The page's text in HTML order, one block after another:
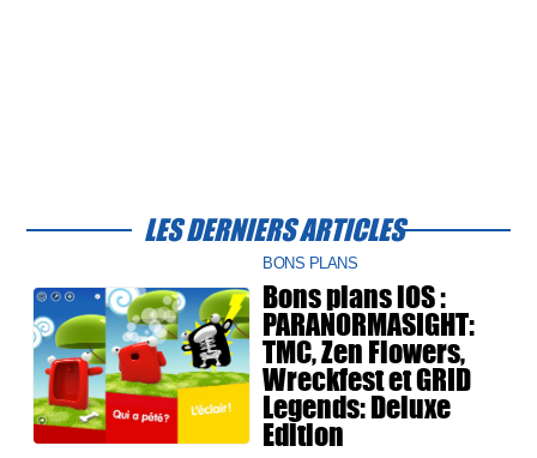
LES DERNIERS ARTICLES
BONS PLANS
Bons plans iOS :
PARANORMASIGHT:
TMC, Zen Flowers,
Wreckfest et GRID
Legends: Deluxe
Edition